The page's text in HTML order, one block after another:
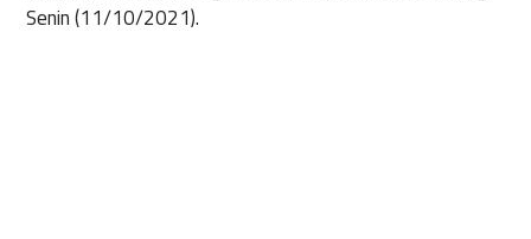
Senin (11/10/2021).